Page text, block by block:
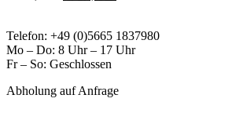
1.499,00 € 1.249,00 €.
Telefon: +49 (0)5665 1837980
Mo – Do: 8 Uhr – 17 Uhr
Fr – So: Geschlossen
Abholung auf Anfrage